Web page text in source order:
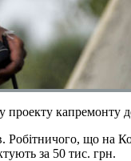
капремонту
Робітничого, що на
за 50 тис. грн.